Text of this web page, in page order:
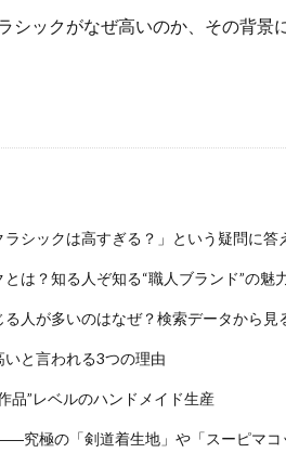
シックがなぜ高いのか、その背景
シックは高すぎる？」という疑問に答
は？知る人ぞ知る“職人ブランド”の魅
る人が多いのはなぜ？検索データから見
と言われる3つの理由
品”レベルのハンドメイド生産
究極の「剣道着生地」や「スーピマコ